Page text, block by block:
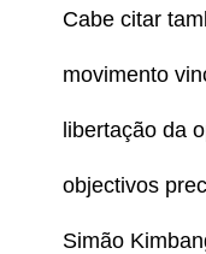
Cabe citar
movimento
libertação da
objectivos
Simão